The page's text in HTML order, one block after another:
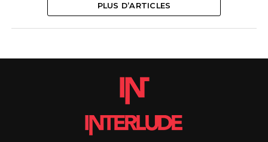
PLUS D’ARTICLES